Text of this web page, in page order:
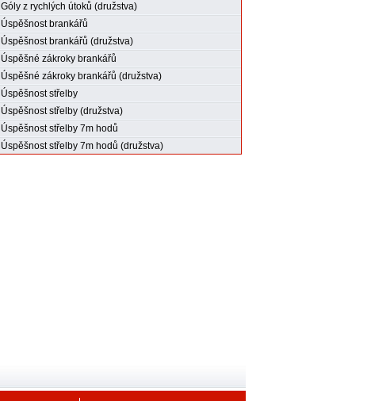
Góly z rychlých útoků (družstva)
Úspěšnost brankářů
Úspěšnost brankářů (družstva)
Úspěšné zákroky brankářů
Úspěšné zákroky brankářů (družstva)
Úspěšnost střelby
Úspěšnost střelby (družstva)
Úspěšnost střelby 7m hodů
Úspěšnost střelby 7m hodů (družstva)